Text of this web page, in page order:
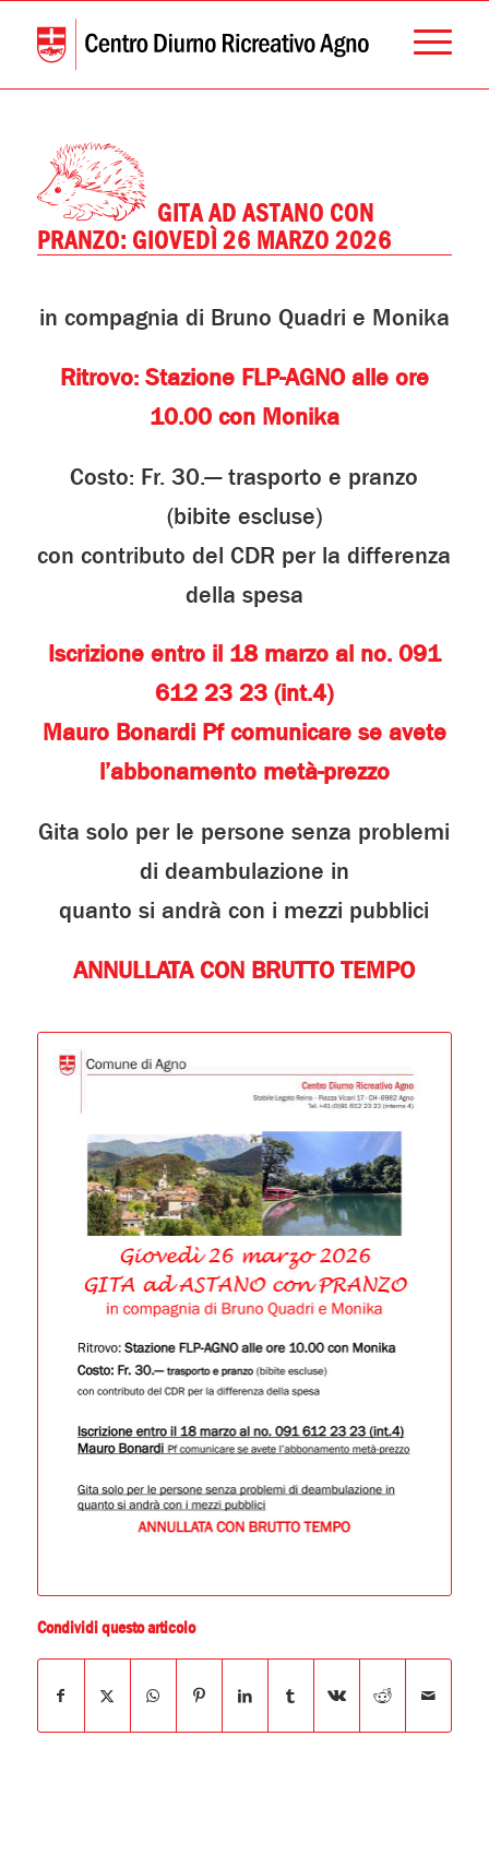
GITA AD ASTANO CON
PRANZO: GIOVEDÌ 26 MARZO 2026
in compagnia di Bruno Quadri e Monika
Ritrovo: Stazione FLP-AGNO alle ore
10.00 con Monika
Costo: Fr. 30.— trasporto e pranzo
(bibite escluse)
con contributo del CDR per la differenza
della spesa
Iscrizione entro il 18 marzo al no. 091
612 23 23 (int.4)
Mauro Bonardi Pf comunicare se avete
l’abbonamento metà-prezzo
Gita solo per le persone senza problemi
di deambulazione in
quanto si andrà con i mezzi pubblici
ANNULLATA CON BRUTTO TEMPO
Condividi questo articolo